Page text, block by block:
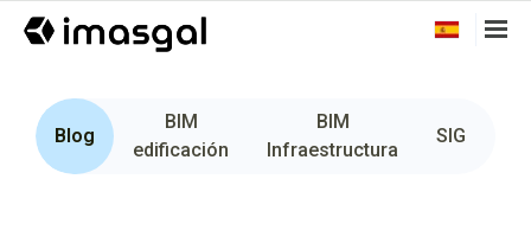
Blog
BIM
edificación
BIM
Infraestructura
SIG